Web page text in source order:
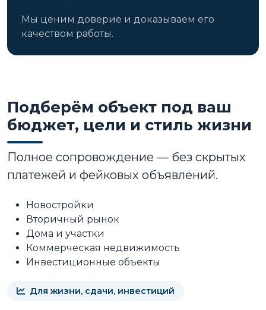
Мы ценим доверие и доказываем его
качеством работы.
Подберём объект под ваш
бюджет, цели и стиль жизни
Полное сопровождение — без скрытых
платежей и фейковых объявлений.
Новостройки
Вторичный рынок
Дома и участки
Коммерческая недвижимость
Инвестиционные объекты
Для жизни, сдачи, инвестиций